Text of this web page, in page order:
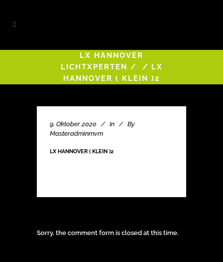
LX HANNOVER
LICHTXPERTEN / / LX
HANNOVER ( KLEIN )2
9. Oktober 2020 In
By
Masteradminmvm
LX HANNOVER ( KLEIN )2
Sorry, the comment form is closed at this time.